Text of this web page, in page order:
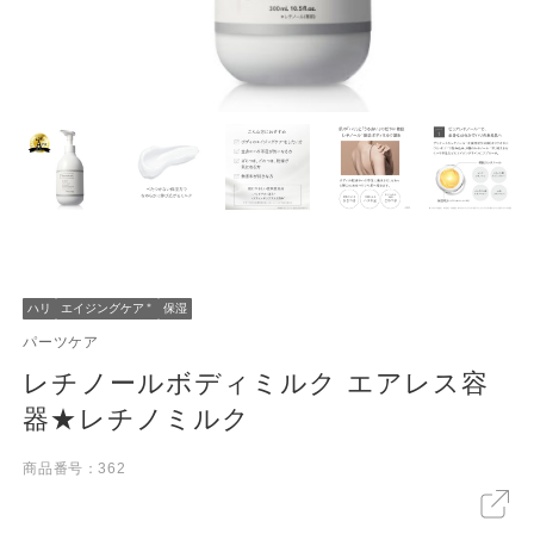
ハリ エイジングケア ＊ 保湿
パーツケア
レチノールボディミルク エアレス容
器★レチノミルク
商品番号：362